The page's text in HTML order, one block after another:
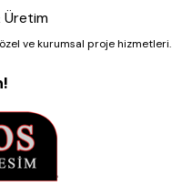
Üretim
ve kurumsal proje hizmetleri.